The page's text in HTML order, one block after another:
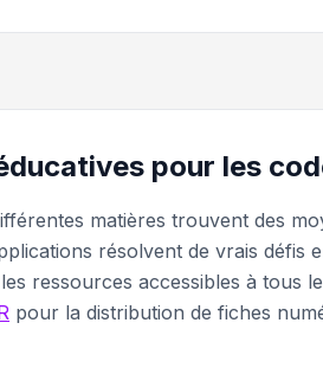
pour les
matières trouvent des
résolvent de vrais
ressources accessibles à tous
pour la distribution de fiches